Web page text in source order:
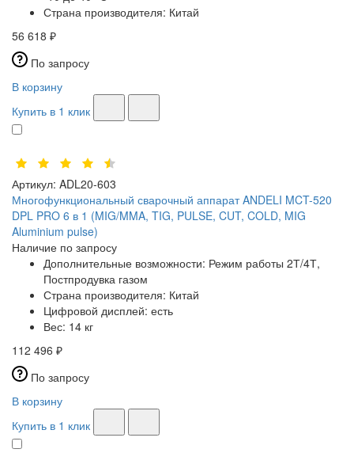
Страна производителя: Китай
56 618 ₽
По запросу
В корзину
Купить в 1 клик
Артикул: ADL20-603
Многофункциональный сварочный аппарат ANDELI MCT-520
DPL PRO 6 в 1 (MIG/MMA, TIG, PULSE, CUT, COLD, MIG
Aluminium pulse)
Наличие по запросу
Дополнительные возможности: Режим работы 2Т/4Т,
Постпродувка газом
Страна производителя: Китай
Цифровой дисплей: есть
Вес: 14 кг
112 496 ₽
По запросу
В корзину
Купить в 1 клик